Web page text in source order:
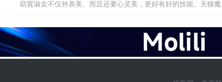
窈窕淑女不仅外表美、而且还要心灵美，更好有好的技能。天猫